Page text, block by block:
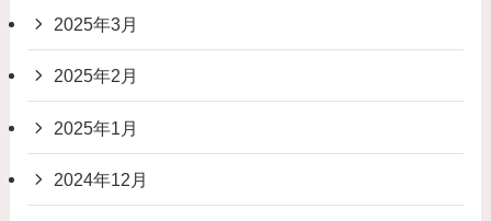
2025年3月
2025年2月
2025年1月
2024年12月